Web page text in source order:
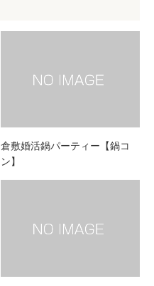
倉敷婚活鍋パーティー【鍋コ
ン】